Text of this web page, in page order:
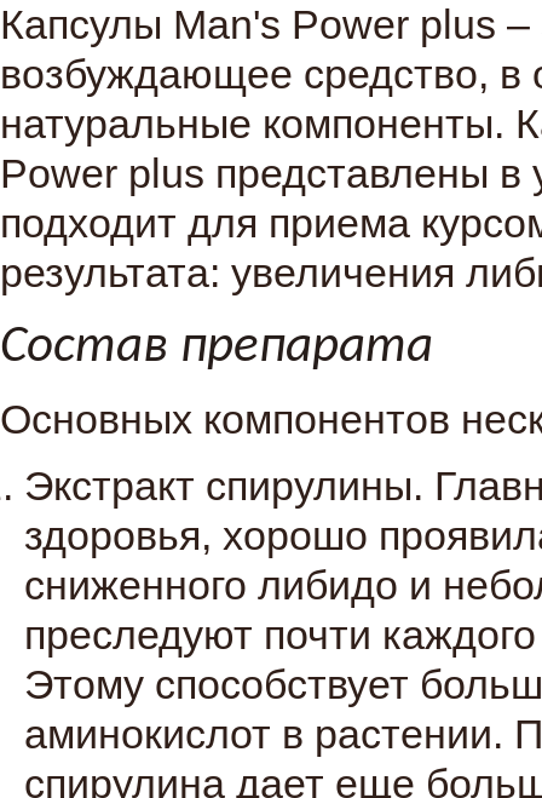
Капсулы Man's Power plus
возбуждающее средство, в
натуральные компоненты.
Power plus представлены в
подходит для приема
результата: увеличения
Состав препарата
Основных компонентов
Экстракт спирулины.
здоровья, хорошо
сниженного либидо и
преследуют почти
Этому способствует
аминокислот в растении.
спирулина дает еще